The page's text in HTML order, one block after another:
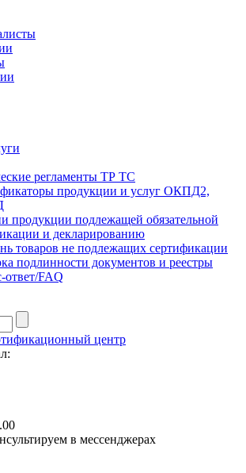
регламенты ТР ТС
продукции и услуг ОКПД2,
продукции подлежащей обязательной
и декларированию
товаров не подлежащих сертификации
подлинности документов и реестры
ответ/FAQ
центр
в мессенджерах